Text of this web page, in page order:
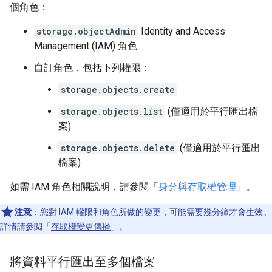
個角色：
storage.objectAdmin Identity and Access
Management (IAM) 角色
自訂角色，包括下列權限：
storage.objects.create
storage.objects.list (僅適用於平行匯出檔
案)
storage.objects.delete (僅適用於平行匯出
檔案)
如需 IAM 角色相關說明，請參閱「身分與存取權管理 」。
注意 ：您對 IAM 權限和角色所做的變更，可能需要幾分鐘才會生效。
詳情請參閱「 存取權變更傳播 」。
將資料平行匯出至多個檔案